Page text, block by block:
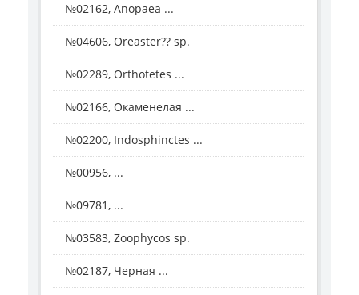
№02162, Anopaea ...
№04606, Oreaster?? sp.
№02289, Orthotetes ...
№02166, Окаменелая ...
№02200, Indosphinctes ...
№00956, ...
№09781, ...
№03583, Zoophycos sp.
№02187, Черная ...